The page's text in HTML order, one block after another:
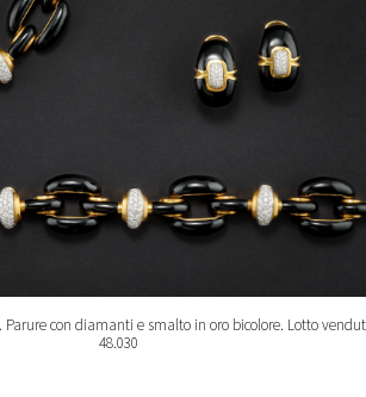
Parure con diamanti e smalto in oro bicolore. Lotto
48.030